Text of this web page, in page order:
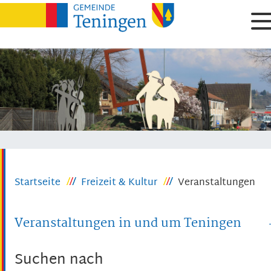
Startseite Freizeit & Kultur Veranstaltungen
Veranstaltungen in und um Teningen
Suchen nach